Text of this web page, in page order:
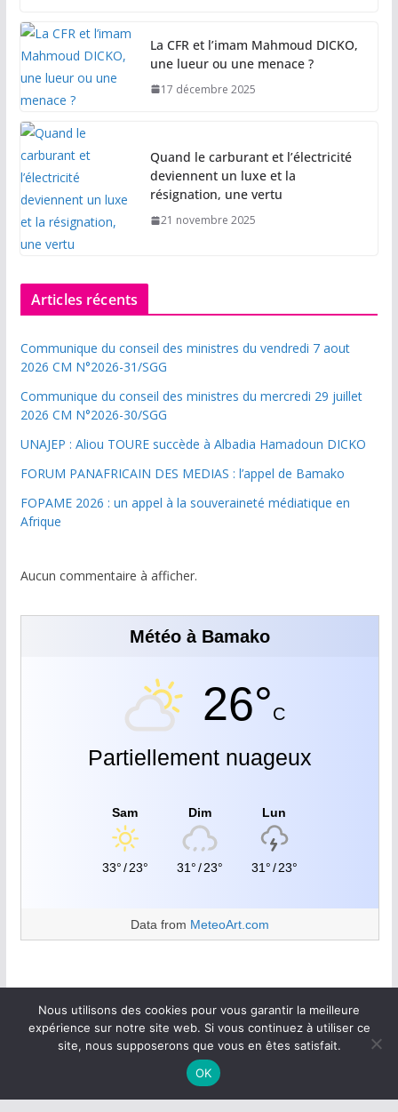
La CFR et l’imam Mahmoud DICKO,
une lueur ou une menace ?
17 décembre 2025
Quand le carburant et l’électricité
deviennent un luxe et la
résignation, une vertu
21 novembre 2025
Articles récents
Communique du conseil des ministres du vendredi 7 aout
2026 CM N°2026-31/SGG
Communique du conseil des ministres du mercredi 29 juillet
2026 CM N°2026-30/SGG
UNAJEP : Aliou TOURE succède à Albadia Hamadoun DICKO
FORUM PANAFRICAIN DES MEDIAS : l’appel de Bamako
FOPAME 2026 : un appel à la souveraineté médiatique en
Afrique
Aucun commentaire à afficher.
Météo à Bamako
26°C
Partiellement nuageux
Sam
33°/23°
Dim
31°/23°
Lun
31°/23°
Data from MeteoArt.com
Copyright © 2026 Walan plus .
Nous utilisons des cookies pour vous garantir la meilleure
expérience sur notre site web. Si vous continuez à utiliser ce
site, nous supposerons que vous en êtes satisfait.
OK